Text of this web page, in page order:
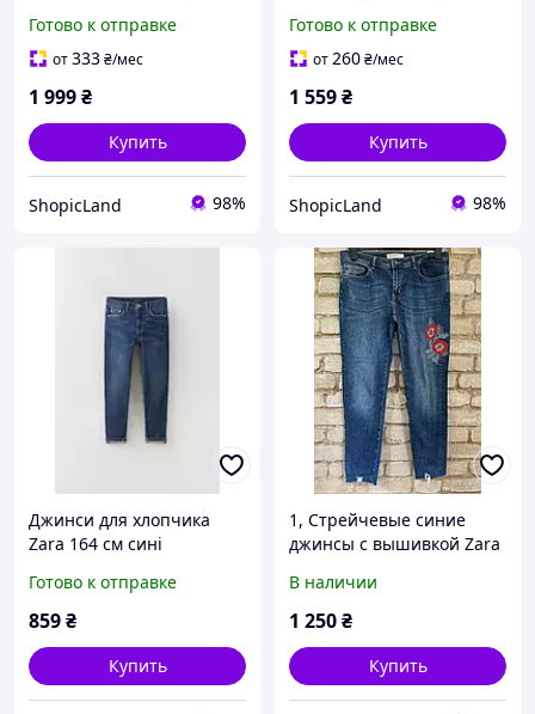
високою посадкою,
розмір 36
Готово к отправке
от333₴/мес
1 999₴
Купить
ShopicLand 98%
заклепками, размер 34
Готово к отправке
от260₴/мес
1 559₴
Купить
ShopicLand 98%
Джинси для хлопчика
Zara 164 см сині
Готово к отправке
859₴
Купить
1, Стрейчевые синие
джинсы с вышивкой Zara
В наличии
1 250₴
Купить